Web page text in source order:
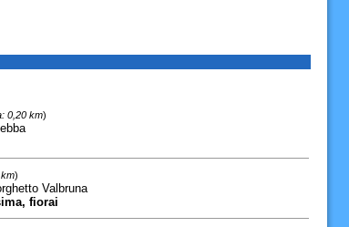
0,20 km)
)
Valbruna
fiorai